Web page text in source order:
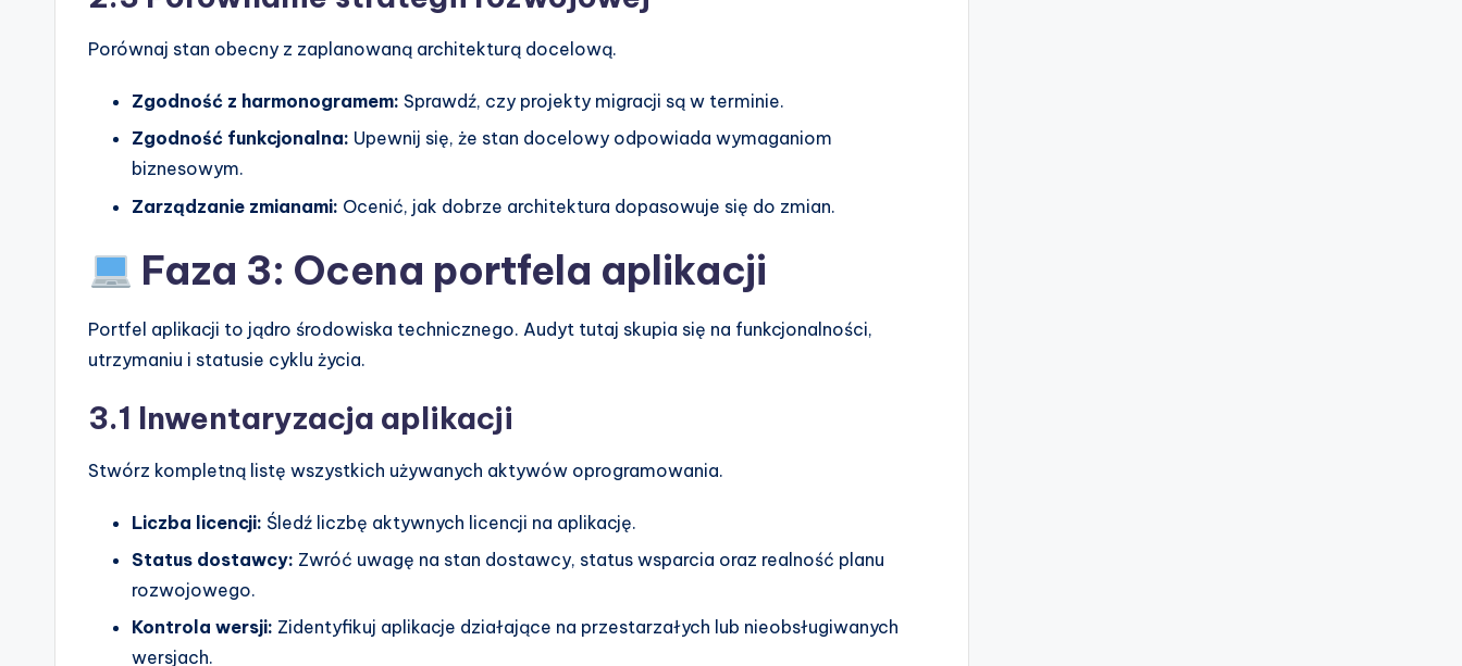
Porównaj stan obecny z zaplanowaną architekturą docelową.
Zgodność z harmonogramem: Sprawdź, czy projekty migracji są w terminie.
Zgodność funkcjonalna: Upewnij się, że stan docelowy odpowiada wymaganiom
biznesowym.
Zarządzanie zmianami: Ocenić, jak dobrze architektura dopasowuje się do zmian.
Faza 3: Ocena portfela aplikacji
Portfel aplikacji to jądro środowiska technicznego. Audyt tutaj skupia się na funkcjonalności,
utrzymaniu i statusie cyklu życia.
3.1 Inwentaryzacja aplikacji
Stwórz kompletną listę wszystkich używanych aktywów oprogramowania.
Liczba licencji: Śledź liczbę aktywnych licencji na aplikację.
Status dostawcy: Zwróć uwagę na stan dostawcy, status wsparcia oraz realność planu
rozwojowego.
Kontrola wersji: Zidentyfikuj aplikacje działające na przestarzałych lub nieobsługiwanych
wersjach.